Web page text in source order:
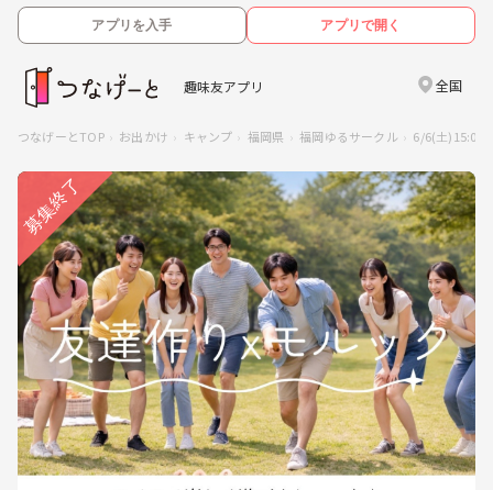
アプリを入手 アプリで開く
趣味友アプリ 全国
つなげーとTOP お出かけ キャンプ 福岡県 福岡ゆるサークル 6/6(土)15:00